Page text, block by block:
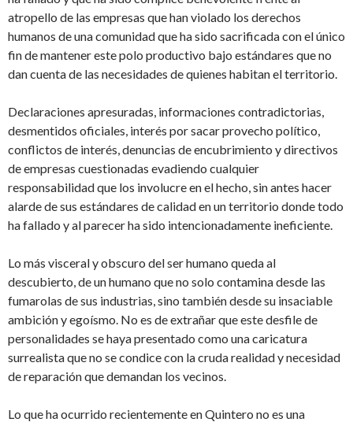
atropello de las empresas que han violado los derechos
humanos de una comunidad que ha sido sacrificada con el único
fin de mantener este polo productivo bajo estándares que no
dan cuenta de las necesidades de quienes habitan el territorio.
Declaraciones apresuradas, informaciones contradictorias,
desmentidos oficiales, interés por sacar provecho político,
conflictos de interés, denuncias de encubrimiento y directivos
de empresas cuestionadas evadiendo cualquier
responsabilidad que los involucre en el hecho, sin antes hacer
alarde de sus estándares de calidad en un territorio donde todo
ha fallado y al parecer ha sido intencionadamente ineficiente.
Lo más visceral y obscuro del ser humano queda al
descubierto, de un humano que no solo contamina desde las
fumarolas de sus industrias, sino también desde su insaciable
ambición y egoísmo. No es de extrañar que este desfile de
personalidades se haya presentado como una caricatura
surrealista que no se condice con la cruda realidad y necesidad
de reparación que demandan los vecinos.
Lo que ha ocurrido recientemente en Quintero no es una